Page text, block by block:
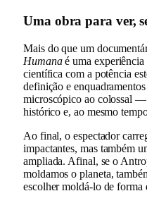
Uma obra para ver,
Mais do que um
Humanaé uma experiência
científica com a potência
definição e
microscópico ao colossal
histórico e, ao mesmo
Ao final, o espectador
impactantes, mas também
ampliada. Afinal, se o
moldamos o planeta,
escolher moldá-lo de forma